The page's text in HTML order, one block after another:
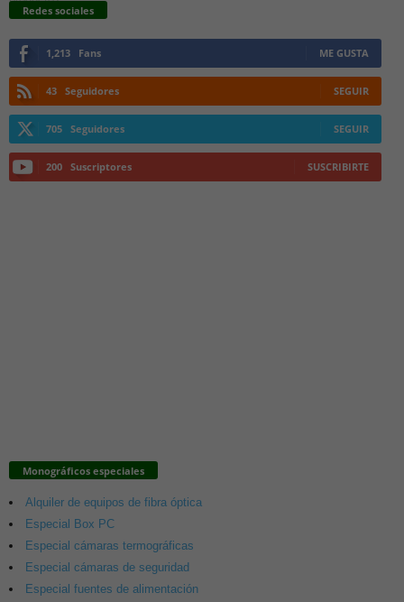
Redes sociales
1,213 Fans ME GUSTA
43 Seguidores SEGUIR
705 Seguidores SEGUIR
200 Suscriptores SUSCRIBIRTE
Monográficos especiales
Alquiler de equipos de fibra óptica
Especial Box PC
Especial cámaras termográficas
Especial cámaras de seguridad
Especial fuentes de alimentación